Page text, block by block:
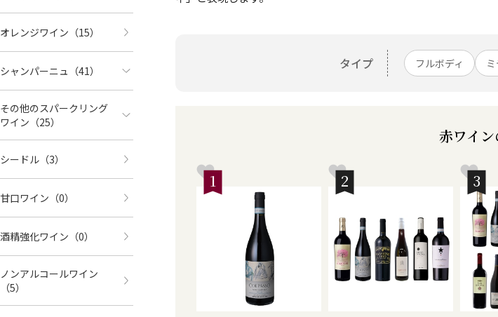
オレンジワイン （15）
シャンパーニュ （41）
その他のスパークリング
ワイン （25）
シードル （3）
甘口ワイン （0）
酒精強化ワイン （0）
ノンアルコールワイン
（5）
タイプ フルボディ
赤ワイン
1 2 3